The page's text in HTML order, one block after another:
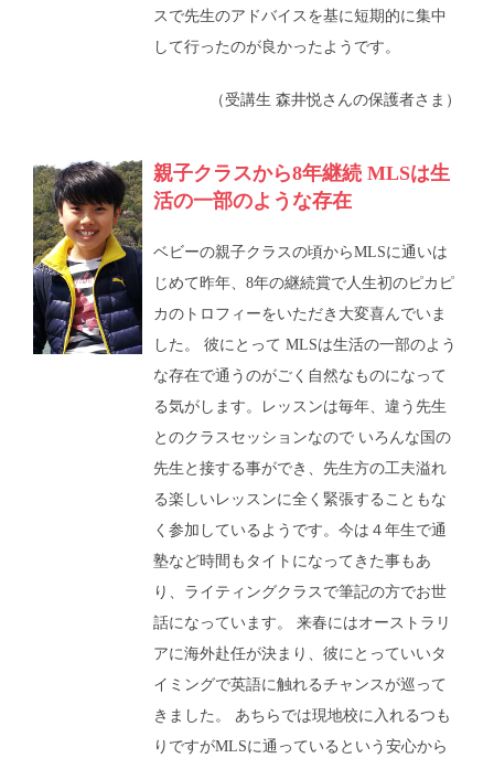
スで先生のアドバイスを基に短期的に集中
して行ったのが良かったようです。
（受講生 森井悦さんの保護者さま）
親子クラスから8年継続 MLSは生
活の一部のような存在
ベビーの親子クラスの頃からMLSに通いは
じめて昨年、8年の継続賞で人生初のピカピ
カのトロフィーをいただき大変喜んでいま
した。 彼にとって MLSは生活の一部のよう
な存在で通うのがごく自然なものになって
る気がします。レッスンは毎年、違う先生
とのクラスセッションなので いろんな国の
先生と接する事ができ、先生方の工夫溢れ
る楽しいレッスンに全く緊張することもな
く参加しているようです。今は４年生で通
塾など時間もタイトになってきた事もあ
り、ライティングクラスで筆記の方でお世
話になっています。 来春にはオーストラリ
アに海外赴任が決まり、彼にとっていいタ
イミングで英語に触れるチャンスが巡って
きました。 あちらでは現地校に入れるつも
りですがMLSに通っているという安心から